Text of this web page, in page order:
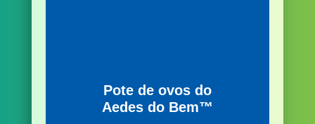
Pote de ovos do
Aedes do Bem™